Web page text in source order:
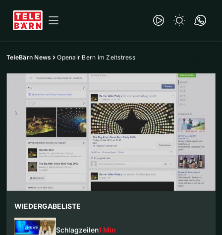
TeleBärn News Openair Bern im Zeitstress
WIEDERGABELISTE
Schlagzeilen1 Min